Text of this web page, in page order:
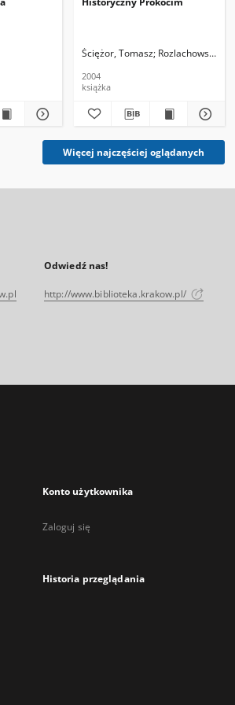
Ściężor, Tomasz Rozlachowski,
2004
książka
Więcej najczęściej oglądanych
Odwiedź nas!
http://www.biblioteka.krakow.pl/
Konto użytkownika
Zaloguj się
Historia przeglądania